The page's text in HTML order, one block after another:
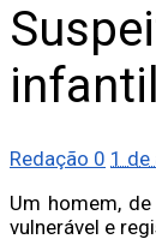
Redação 0 1
Um homem,
vulnerável e